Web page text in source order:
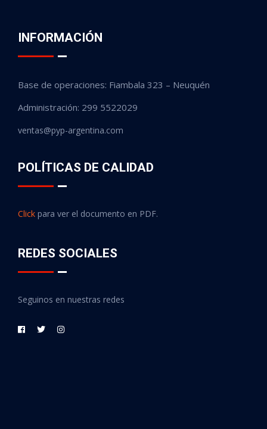
INFORMACIÓN
Base de operaciones: Fiambala 323 – Neuquén
Administración: 299 5522029
ventas@pyp-argentina.com
POLÍTICAS DE CALIDAD
Click para ver el documento en PDF.
REDES SOCIALES
Seguinos en nuestras redes